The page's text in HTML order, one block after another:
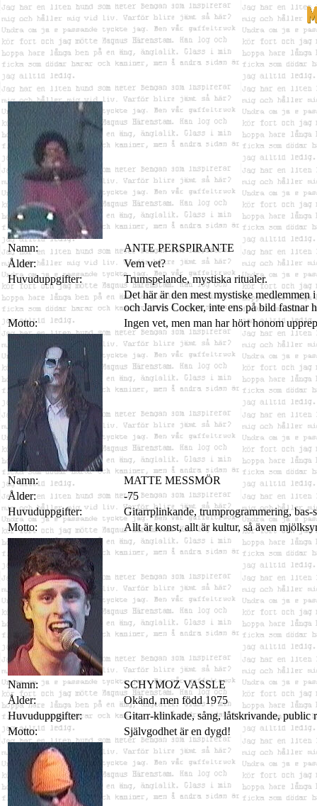
Namn:
ANTE PERSPIRANTE
Ålder:
Vem vet?
Huvuduppgifter:
Trumspelande, mystiska ritualer.
Det här är den mest mystiske
och Jarvis Cocker, inte ens på bild fastnar
Motto:
Ingen vet, men man har hört honom
Namn:
MATTE MESSMÖR
Ålder:
-75
Huvuduppgifter:
Gitarrplinkande, trumprogrammering,
Motto:
Allt är konst, allt är kultur, så även
Namn:
SCHYMOZ VASSLE
Ålder:
Okänd, men född 1975
Huvuduppgifter:
Gitarr-klinkade, sång, låtskrivande,
Motto:
Självgodhet är en dygd!